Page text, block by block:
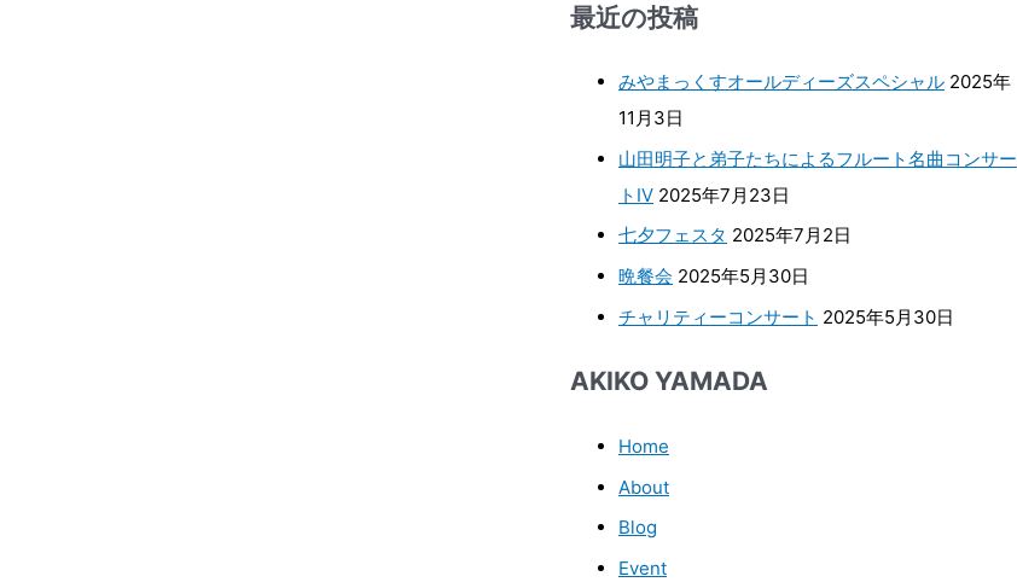
最近の投稿
みやまっくすオールディーズスペシャル 2025年
11月3日
山田明子と弟子たちによるフルート名曲コンサー
トⅣ 2025年7月23日
七夕フェスタ 2025年7月2日
晩餐会 2025年5月30日
チャリティーコンサート 2025年5月30日
AKIKO YAMADA
Home
About
Blog
Event